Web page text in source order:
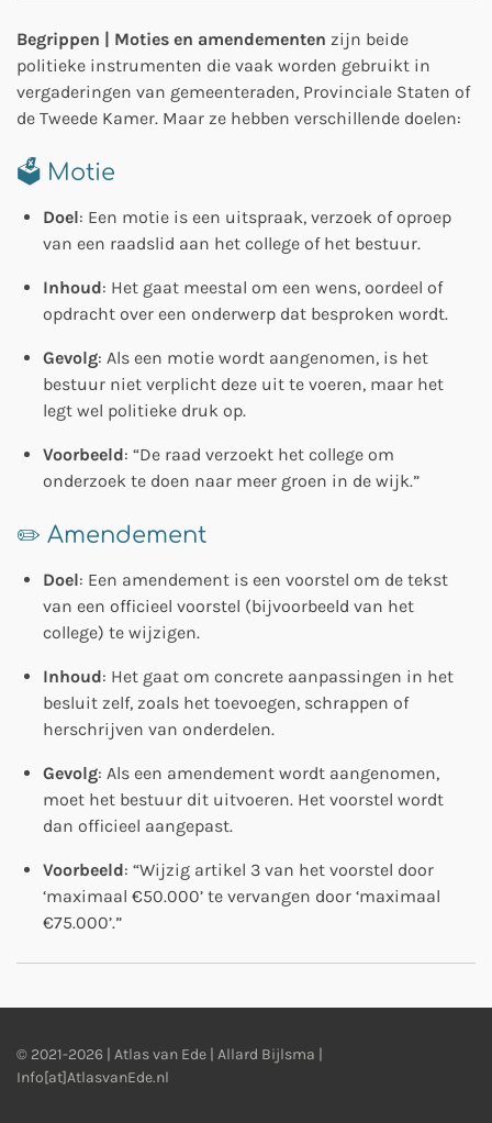
Begrippen | Moties en amendementen zijn beide
politieke instrumenten die vaak worden gebruikt in
vergaderingen van gemeenteraden, Provinciale Staten of
de Tweede Kamer. Maar ze hebben verschillende doelen:
🗳️ Motie
Doel: Een motie is een uitspraak, verzoek of oproep
van een raadslid aan het college of het bestuur.
Inhoud: Het gaat meestal om een wens, oordeel of
opdracht over een onderwerp dat besproken wordt.
Gevolg: Als een motie wordt aangenomen, is het
bestuur niet verplicht deze uit te voeren, maar het
legt wel politieke druk op.
Voorbeeld: “De raad verzoekt het college om
onderzoek te doen naar meer groen in de wijk.”
✏️ Amendement
Doel: Een amendement is een voorstel om de tekst
van een officieel voorstel (bijvoorbeeld van het
college) te wijzigen.
Inhoud: Het gaat om concrete aanpassingen in het
besluit zelf, zoals het toevoegen, schrappen of
herschrijven van onderdelen.
Gevolg: Als een amendement wordt aangenomen,
moet het bestuur dit uitvoeren. Het voorstel wordt
dan officieel aangepast.
Voorbeeld: “Wijzig artikel 3 van het voorstel door
‘maximaal €50.000’ te vervangen door ‘maximaal
€75.000’.”
© 2021-2026 | Atlas van Ede | Allard Bijlsma |
Info[at]AtlasvanEde.nl